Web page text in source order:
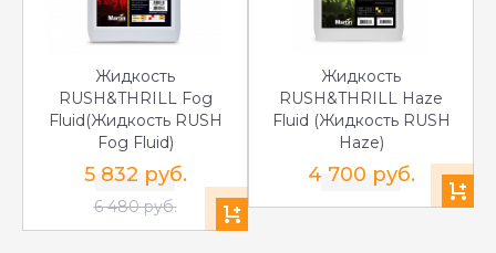
Жидкость
RUSH&THRILL Fog
Fluid(Жидкость RUSH
Fog Fluid)
5 832 руб.
6 480 руб.
Жидкость
RUSH&THRILL Haze
Fluid (Жидкость RUSH
Haze)
4 700 руб.